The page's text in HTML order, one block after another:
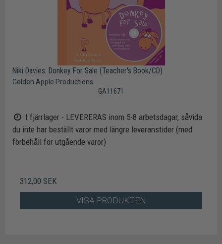
Niki Davies: Donkey For Sale (Teacher's Book/CD)
Golden Apple Productions
GA11671
I fjärrlager - LEVERERAS inom 5-8 arbetsdagar, såvida
du inte har beställt varor med längre leveranstider (med
förbehåll för utgående varor)
312,00 SEK
VISA PRODUKTEN